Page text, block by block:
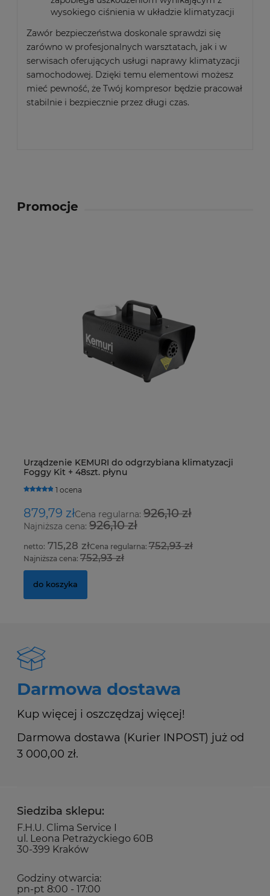
wysokiego ciśnienia w układzie klimatyzacji
Zawór bezpieczeństwa doskonale sprawdzi się
zarówno w profesjonalnych warsztatach, jak i w
serwisach oferujących usługi naprawy klimatyzacji
samochodowej. Dzięki temu elementowi możesz
mieć pewność, że Twój kompresor będzie pracował
stabilnie i bezpiecznie przez długi czas.
Promocje
Urządzenie KEMURI do odgrzybiana klimatyzacji
Foggy Kit + 48szt. płynu
1 ocena
879,79 złCena regularna: 926,10 zł
Najniższa cena: 926,10 zł
715,28 złCena regularna:752,93 zł
Najniższa cena: 752,93 zł
do koszyka
Darmowa dostawa
Kup więcej i oszczędzaj więcej!
Darmowa dostawa (Kurier INPOST) już od
3 000,00 zł.
Siedziba sklepu:
F.H.U. Clima Service I
ul. Leona Petrażyckiego 60B
30-399 Kraków
Godziny otwarcia:
pn-pt 8:00 - 17:00